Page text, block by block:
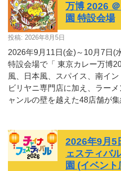
万博 2026
園 特設会場
投稿: 2026年8月5日
2026年9月11日(金)～10月7日(
特設会場で「 東京カレー万博
風、日本風、スパイス、南イ
ビリヤニ専門店に加え、ラー
ャンルの壁を越えた48店舗が集
2026年9月5
ェスティバ
園 (イベン